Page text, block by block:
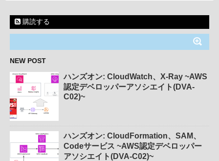
購読する
NEW POST
ハンズオン: CloudWatch、X-Ray ~AWS
認定デベロッパーアソシエイト(DVA-
C02)~
ハンズオン: CloudFormation、SAM、
Codeサービス ~AWS認定デベロッパー
アソシエイト(DVA-C02)~